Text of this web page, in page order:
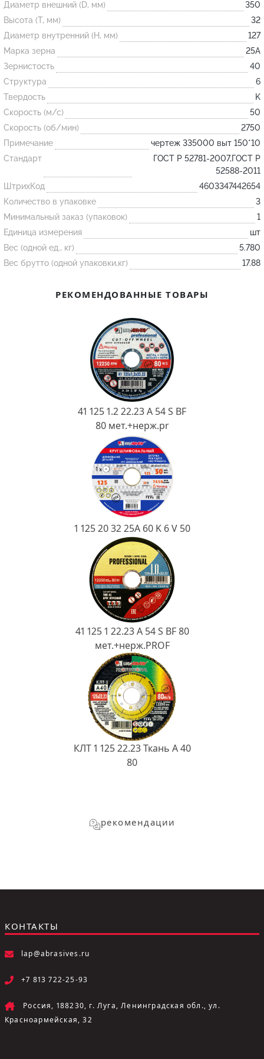
Огнеупорные
изделия
Скачать каталог
Тигель
Муфель
Черпак
Шербер
Трубка
Стержень
Пробка
Подставка
Лодочка
Контакт
Желоб
Диаметр внешний (D, мм)
350
Высота (T, мм)
32
Диаметр внутренний (H, мм)
127
Марка зерна
25А
Зернистость
40
Структура
6
Твердость
K
Скорость (м/с)
50
Скорость (об/мин)
2750
Примечание
чертеж 335000 выт 150*10
Стандарт
ГОСТ Р 52781-2007,ГОСТ Р
52588-2011
ШтрихКод
4603347442654
Количество в упаковке
3
Минимальный заказ (упаковок)
1
Единица измерения
шт
Вес (одной ед., кг)
5.780
Вес брутто (одной упаковки,кг)
17.88
РЕКОМЕНДОВАННЫЕ ТОВАРЫ
41 125 1.2 22.23 A 54 S BF
80 мет.+нерж.pr
1 125 20 32 25А 60 K 6 V 50
41 125 1 22.23 A 54 S BF 80
мет.+нерж.PROF
КЛТ 1 125 22.23 Ткань A 40
80
рекомендации
КОНТАКТЫ
lap@abrasives.ru
+7 813 722-25-93
Россия, 188230, г. Луга, Ленинградская обл., ул.
Красноармейская, 32